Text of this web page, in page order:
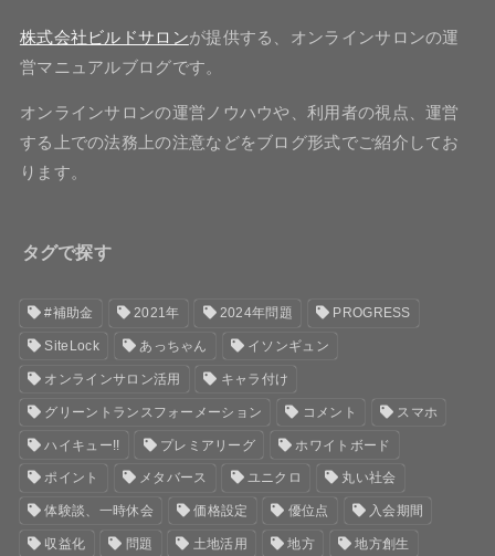
株式会社ビルドサロンが提供する、オンラインサロンの運
営マニュアルブログです。
オンラインサロンの運営ノウハウや、利用者の視点、運営
する上での法務上の注意などをブログ形式でご紹介してお
ります。
タグで探す
#補助金 2021年 2024年問題 PROGRESS
SiteLock あっちゃん イソンギュン
オンラインサロン活用 キャラ付け
グリーントランスフォーメーション コメント スマホ
ハイキュー!! プレミアリーグ ホワイトボード
ポイント メタバース ユニクロ 丸い社会
体験談、一時休会 価格設定 優位点 入会期間
収益化 問題 土地活用 地方 地方創生